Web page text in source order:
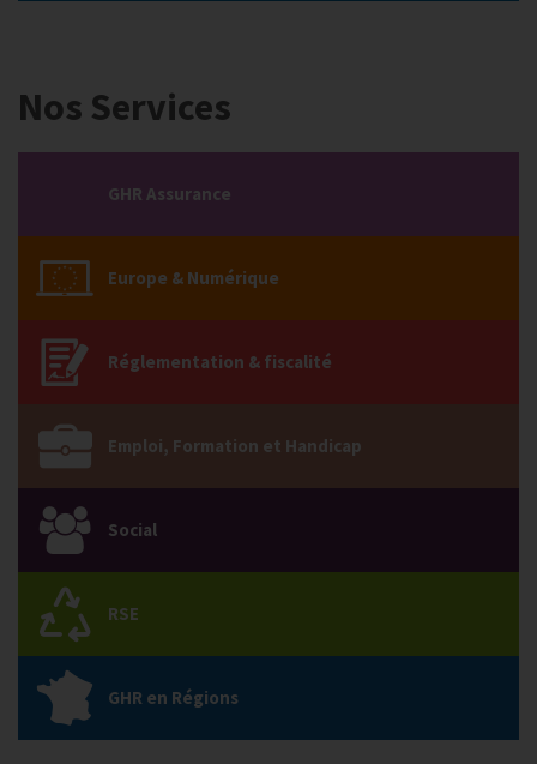
Nos Services
GHR Assurance
Europe & Numérique
Réglementation & fiscalité
Emploi, Formation et Handicap
Social
RSE
GHR en Régions